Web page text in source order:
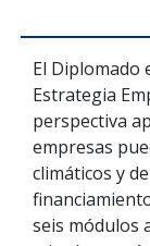
El Diplomado
Estrategia
perspectiva
empresas
climáticos y
seis módulos